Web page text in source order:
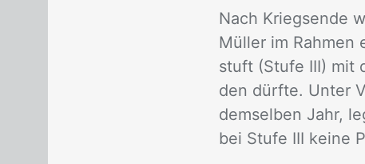
Nach Kriegs­en­de
Mül­ler im
stuft (Stu­fe III) mit
den dürf­te. Un­ter
dem­sel­ben Jahr,
bei Stu­fe III kei­ne